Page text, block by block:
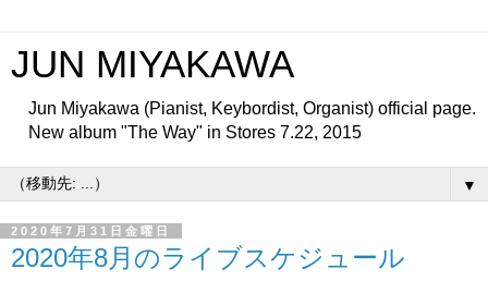
JUN MIYAKAWA
Jun Miyakawa (Pianist, Keybordist, Organist) official page.
New album "The Way" in Stores 7.22, 2015
▼
2020年7月31日金曜日
2020年8月のライブスケジュール